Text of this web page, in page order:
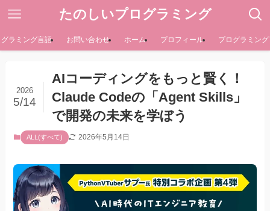
たのしいプログラミング
ラミング言語 お問い合わせ ホーム プロフィール プログラミン
AIコーディングをもっと賢く！
Claude Codeの「Agent Skills」
で開発の未来を学ぼう
2026
5/14
ALL(すべて) 2026年5月14日